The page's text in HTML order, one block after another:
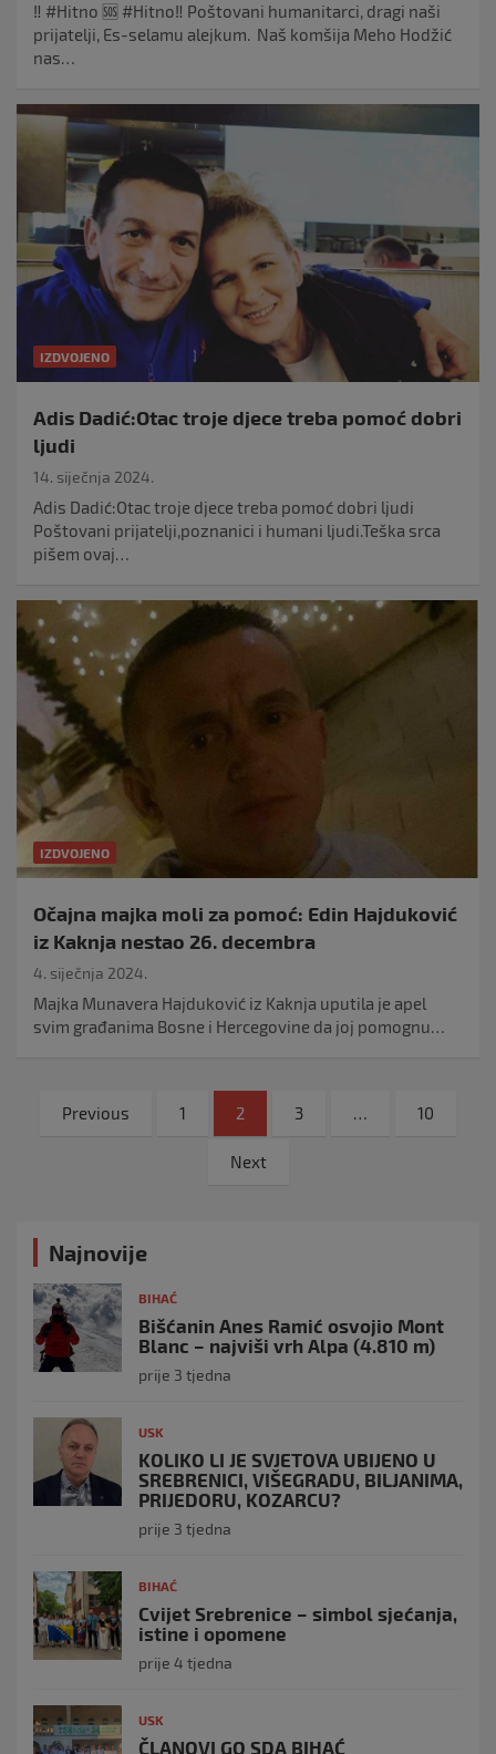
‼️ #Hitno 🆘 #Hitno‼️ Poštovani humanitarci, dragi naši
prijatelji, Es-selamu alejkum. Naš komšija Meho Hodžić
nas…
IZDVOJENO
Adis Dadić:Otac troje djece treba pomoć dobri
ljudi
14. siječnja 2024.
Adis Dadić:Otac troje djece treba pomoć dobri ljudi
Poštovani prijatelji,poznanici i humani ljudi.Teška srca
pišem ovaj…
IZDVOJENO
Očajna majka moli za pomoć: Edin Hajduković
iz Kaknja nestao 26. decembra
4. siječnja 2024.
Majka Munavera Hajduković iz Kaknja uputila je apel
svim građanima Bosne i Hercegovine da joj pomognu…
Navigacija
Previous 1 2 3 … 10
Next
Najnovije
BIHAĆ
Bišćanin Anes Ramić osvojio Mont
Blanc – najviši vrh Alpa (4.810 m)
prije 3 tjedna
USK
KOLIKO LI JE SVJETOVA UBIJENO U
SREBRENICI, VIŠEGRADU, BILJANIMA,
PRIJEDORU, KOZARCU?
prije 3 tjedna
BIHAĆ
Cvijet Srebrenice – simbol sjećanja,
istine i opomene
prije 4 tjedna
USK
ČLANOVI GO SDA BIHAĆ